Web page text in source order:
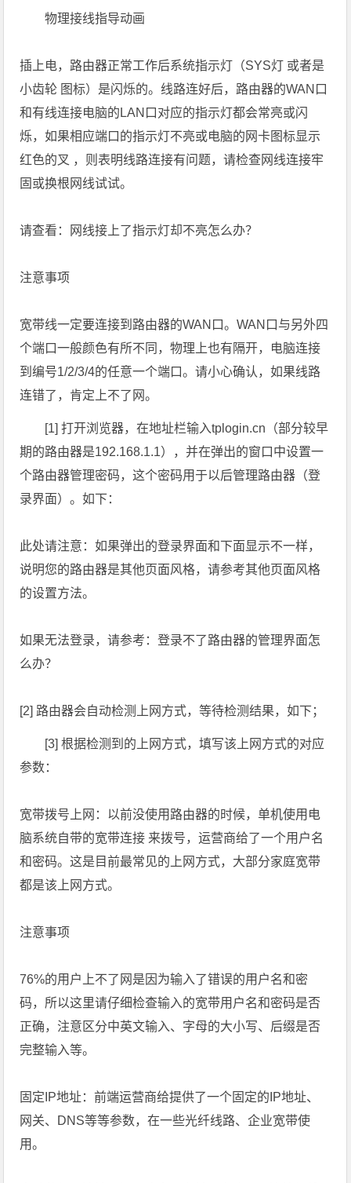
物理接线指导动画
插上电，路由器正常工作后系统指示灯（SYS灯 或者是
小齿轮 图标）是闪烁的。线路连好后，路由器的WAN口
和有线连接电脑的LAN口对应的指示灯都会常亮或闪
烁，如果相应端口的指示灯不亮或电脑的网卡图标显示
红色的叉 ，则表明线路连接有问题，请检查网线连接牢
固或换根网线试试。
请查看：网线接上了指示灯却不亮怎么办？
注意事项
宽带线一定要连接到路由器的WAN口。WAN口与另外四
个端口一般颜色有所不同，物理上也有隔开，电脑连接
到编号1/2/3/4的任意一个端口。请小心确认，如果线路
连错了，肯定上不了网。
[1] 打开浏览器，在地址栏输入tplogin.cn（部分较早
期的路由器是192.168.1.1），并在弹出的窗口中设置一
个路由器管理密码，这个密码用于以后管理路由器（登
录界面）。如下：
此处请注意：如果弹出的登录界面和下面显示不一样，
说明您的路由器是其他页面风格，请参考其他页面风格
的设置方法。
如果无法登录，请参考：登录不了路由器的管理界面怎
么办？
[2] 路由器会自动检测上网方式，等待检测结果，如下；
[3] 根据检测到的上网方式，填写该上网方式的对应
参数：
宽带拨号上网：以前没使用路由器的时候，单机使用电
脑系统自带的宽带连接 来拨号，运营商给了一个用户名
和密码。这是目前最常见的上网方式，大部分家庭宽带
都是该上网方式。
注意事项
76%的用户上不了网是因为输入了错误的用户名和密
码，所以这里请仔细检查输入的宽带用户名和密码是否
正确，注意区分中英文输入、字母的大小写、后缀是否
完整输入等。
固定IP地址：前端运营商给提供了一个固定的IP地址、
网关、DNS等等参数，在一些光纤线路、企业宽带使
用。